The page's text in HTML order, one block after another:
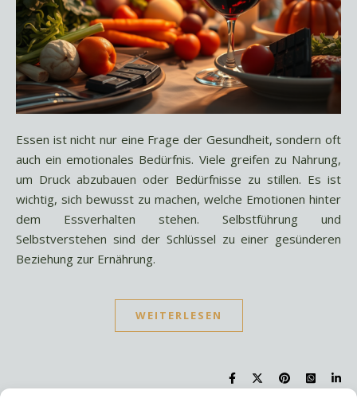
Essen ist nicht nur eine Frage der Gesundheit, sondern oft
auch ein emotionales Bedürfnis. Viele greifen zu Nahrung,
um Druck abzubauen oder Bedürfnisse zu stillen. Es ist
wichtig, sich bewusst zu machen, welche Emotionen hinter
dem Essverhalten stehen. Selbstführung und
Selbstverstehen sind der Schlüssel zu einer gesünderen
Beziehung zur Ernährung.
WEITERLESEN